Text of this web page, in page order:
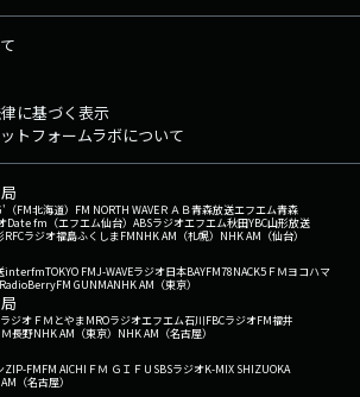
に基づく表示
トフォームラボについて
（FM北海道） FM NORTH WAVEＲＡＢ青森放送エフエム青森
Date fm（エフエム仙台） ABSラジオエフエム秋田YBC山形放送
RFCラジオ福島ふくしまFMNHK AM（札幌） NHK AM（仙台）
interfmTOKYO FMJ-WAVEラジオ日本BAYFM78NACK5 ＦＭヨコハマ
RadioBerryFM GUNMANHK AM（東京）
ジオ ＦＭとやまMROラジオエフエム石川FBCラジオFM福井
Ｍ長野NHK AM（東京） NHK AM（名古屋）
ZIP-FMFM AICHI ＦＭ ＧＩＦＵ SBSラジオK-MIX SHIZUOKA
（名古屋）